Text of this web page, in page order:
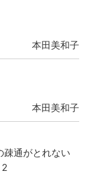
本田美和子
本田美和子
通がとれない